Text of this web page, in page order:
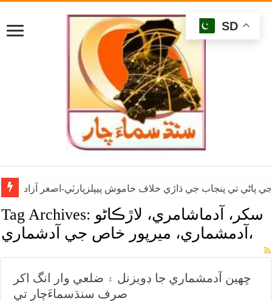
پاڻي تي پنجاب جي ڌاڙي خلاف خاموش پيپلزپارٽي-اصغر آزاد
Tag Archives: سکر، آدماشامري، لاڙڪاڻو
آدمشماري، ميرپور خاص جي آدشماري،
ڇهين آدمشماري جا ڊويزنل ۽ ضلعي وار انگ اکر
صرف سنڌسماءَچار تي
SD